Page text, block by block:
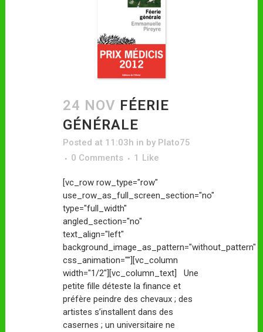
24 NOV FÉERIE
GÉNÉRALE
Posted at 11:03h in by Plato75
0 Comments
1 Like
[vc_row row_type="row"
use_row_as_full_screen_section="no"
type="full_width"
angled_section="no"
text_align="left"
background_image_as_pattern="without_pattern"
css_animation=""][vc_column
width="1/2"][vc_column_text] Une
petite fille déteste la finance et
préfère peindre des chevaux ; des
artistes s’installent dans des
casernes ; un universitaire ne